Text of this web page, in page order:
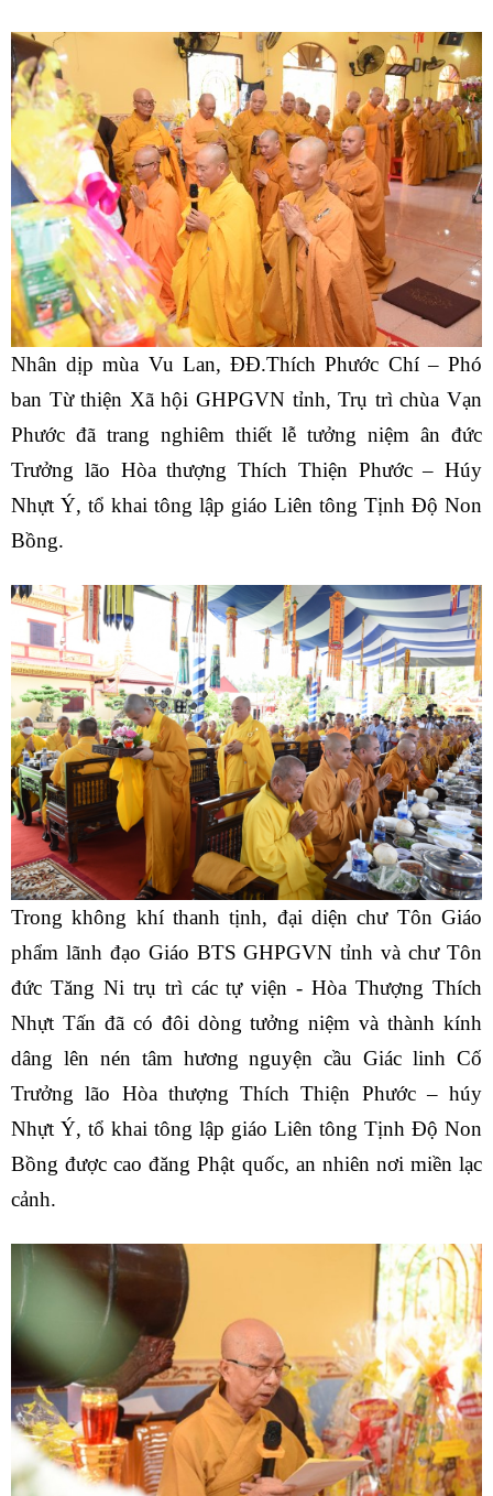
Nhân dịp mùa Vu Lan, ĐĐ.Thích Phước Chí – Phó
ban Từ thiện Xã hội GHPGVN tỉnh, Trụ trì chùa Vạn
Phước đã trang nghiêm thiết lễ tưởng niệm ân đức
Trưởng lão Hòa thượng Thích Thiện Phước – Húy
Nhựt Ý, tổ khai tông lập giáo Liên tông Tịnh Độ Non
Bồng.
Trong không khí thanh tịnh, đại diện chư Tôn Giáo
phẩm lãnh đạo Giáo BTS GHPGVN tỉnh và chư Tôn
đức Tăng Ni trụ trì các tự viện - Hòa Thượng Thích
Nhựt Tấn đã có đôi dòng tưởng niệm và thành kính
dâng lên nén tâm hương nguyện cầu Giác linh Cố
Trưởng lão Hòa thượng Thích Thiện Phước – húy
Nhựt Ý, tổ khai tông lập giáo Liên tông Tịnh Độ Non
Bồng được cao đăng Phật quốc, an nhiên nơi miền lạc
cảnh.